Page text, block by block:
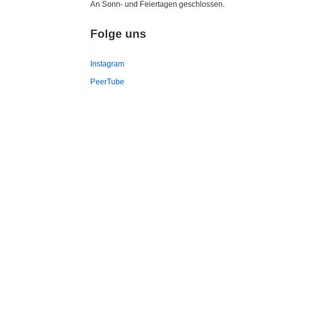
An Sonn- und Feiertagen geschlossen.
Folge uns
Instagram
PeerTube